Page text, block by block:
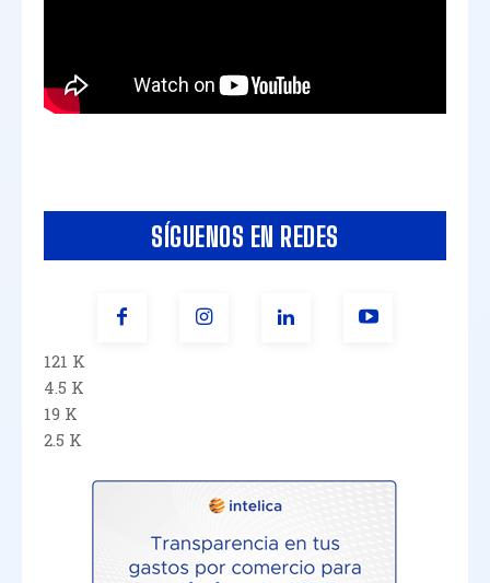
SÍGUENOS EN REDES
121 K
4.5 K
19 K
2.5 K